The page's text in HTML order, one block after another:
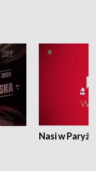
Nasi w Paryżu